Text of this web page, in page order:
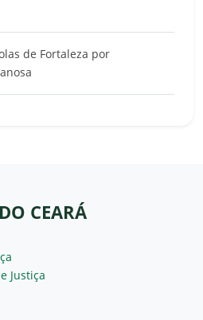
de Fortaleza por
CEARÁ
Justiça